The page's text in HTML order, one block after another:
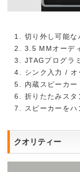
1. 切り外し可能な
2. 3.5 MMオーデ
3. JTAGプログラ
4. シンク入力 / オ
5. 内蔵スピーカー
6. 折りたたみスタ
7. スピーカーをハ
クオリティー